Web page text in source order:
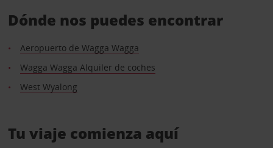
Dónde nos puedes encontrar
Aeropuerto de Wagga Wagga
Wagga Wagga Alquiler de coches
West Wyalong
Tu viaje comienza aquí